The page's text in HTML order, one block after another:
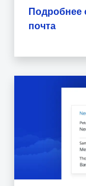
Подробнее
почта